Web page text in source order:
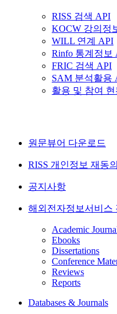
RISS 검색 API
KOCW 강의정
WILL 연계 API
Rinfo 통계정보
FRIC 검색 API
SAM 분석활용
활용 및 참여
원문뷰어 다운로드
RISS 개인정보 재동의
공지사항
해외전자정보서비스
Academic
Ebooks
Dissertations
Conference
Reviews
Reports
Databases & Journals